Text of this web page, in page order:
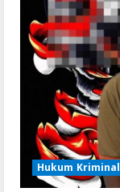
2
3
Hukum Kriminal